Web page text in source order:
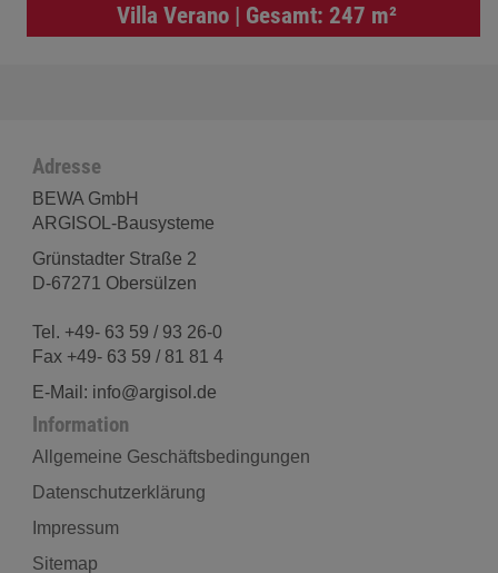
Villa Verano | Gesamt: 247 m²
Adresse
BEWA GmbH
ARGISOL-Bausysteme
Grünstadter Straße 2
D-67271 Obersülzen
Tel. +49- 63 59 / 93 26-0
Fax +49- 63 59 / 81 81 4
E-Mail: info@argisol.de
Information
Allgemeine Geschäftsbedingungen
Datenschutzerklärung
Impressum
Sitemap